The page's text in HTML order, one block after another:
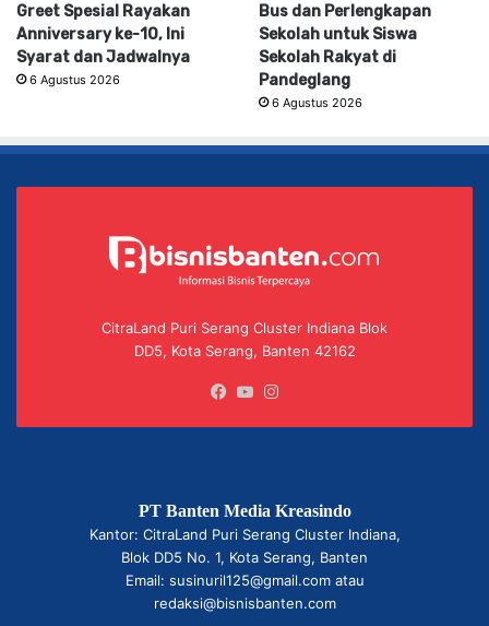
Greet Spesial Rayakan
Anniversary ke-10, Ini
Syarat dan Jadwalnya
6 Agustus 2026
Bus dan Perlengkapan
Sekolah untuk Siswa
Sekolah Rakyat di
Pandeglang
6 Agustus 2026
CitraLand Puri Serang Cluster Indiana Blok
DD5, Kota Serang, Banten 42162
Facebook
YouTube
PT Banten Media Kreasindo
Kantor: CitraLand Puri Serang Cluster Indiana,
Blok DD5 No. 1, Kota Serang, Banten
Email: susinuril125@gmail.com atau
redaksi@bisnisbanten.com